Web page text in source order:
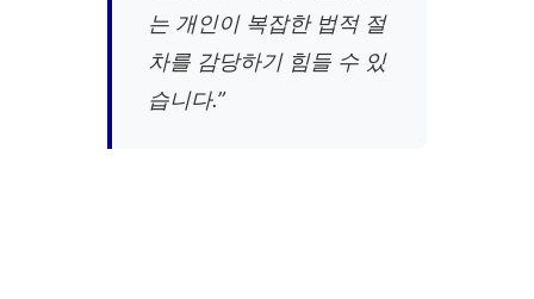
는 개인이 복잡한 법적 절
차를 감당하기 힘들 수 있
습니다.”